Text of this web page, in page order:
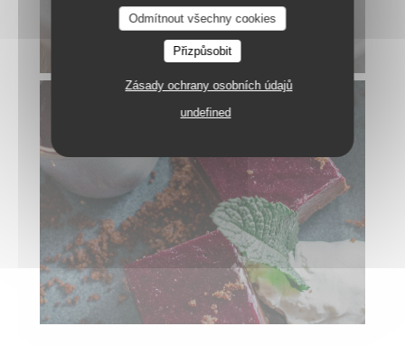
Odmítnout všechny cookies
Přizpůsobit
Zásady ochrany osobních údajů
undefined